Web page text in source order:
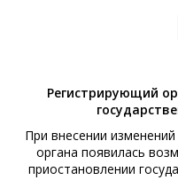
Регистрирующий
При внесении
органа появилась
приостановлении